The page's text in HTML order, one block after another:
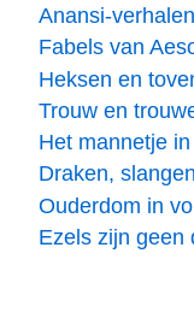
Anansi-
Fabels van
Heksen en
Trouw en
Het mannetje
Draken,
Ouderdom in
Ezels zijn geen